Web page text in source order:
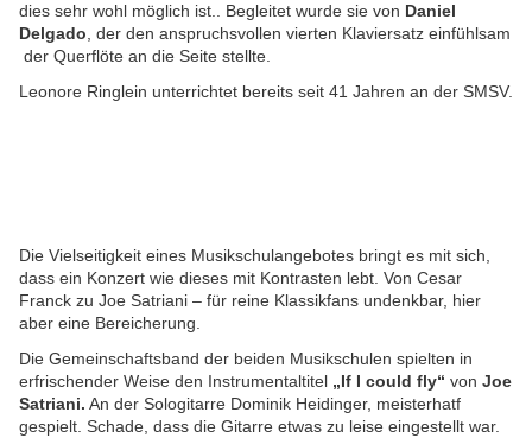
dies sehr wohl möglich ist.. Begleitet wurde sie von Daniel
Delgado , der den anspruchsvollen vierten Klaviersatz einfühlsam
der Querflöte an die Seite stellte.
Leonore Ringlein unterrichtet bereits seit 41 Jahren an der SMSV.
Die Vielseitigkeit eines Musikschulangebotes bringt es mit sich,
dass ein Konzert wie dieses mit Kontrasten lebt. Von Cesar
Franck zu Joe Satriani – für reine Klassikfans undenkbar, hier
aber eine Bereicherung.
Die Gemeinschaftsband der beiden Musikschulen spielten in
erfrischender Weise den Instrumentaltitel „If I could fly“ von Joe
Satriani. An der Sologitarre Dominik Heidinger, meisterhatf
gespielt. Schade, dass die Gitarre etwas zu leise eingestellt war.